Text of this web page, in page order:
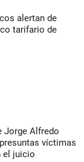
alertan de
tarifario de
Jorge Alfredo
víctimas
el juicio